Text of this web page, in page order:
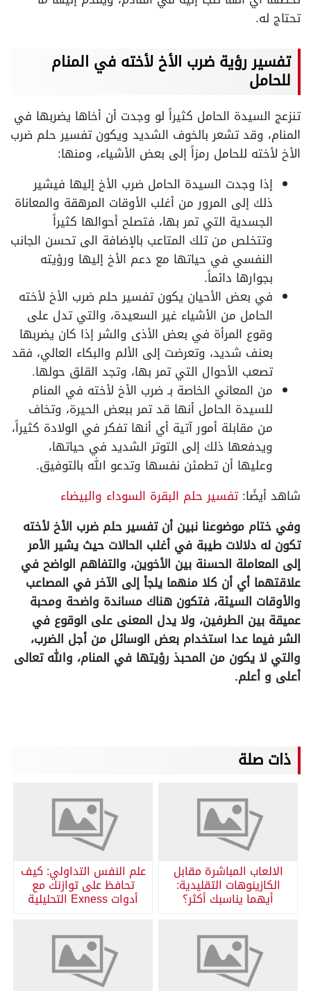
تحتاج له.
تفسير رؤية ضرب الأخ لأخته في المنام
للحامل
تنزعج السيدة الحامل كثيراً لو وجدت أن أخاها يضربها في
المنام، وقد تشعر بالخوف الشديد ويكون تفسير حلم ضرب
الأخ لأخته للحامل رمزاً إلى بعض الأشياء، ومنها:
إذا وجدت السيدة الحامل ضرب الأخ إليها فيشير
ذلك إلى المرور من أغلب الأوقات المرهقة والمعاناة
الجسدية التي تمر بها، فتصلح أحوالها كثيراً
وتتخلص من تلك المتاعب بالإضافة الى تحسن الجانب
النفسي في حياتها مع دعم الأخ إليها ورؤيته
بجوارها دائماً.
في بعض الأحيان يكون تفسير حلم ضرب الأخ لأخته
الحامل من الأشياء غير السعيدة، والتي تدل على
وقوع المرأة في بعض الأذى والشر إذا كان يضربها
بعنف شديد، وتعرضت إلى الألم والبكاء العالي، فقد
تصعب الأحوال التي تمر بها، وتجد القلق حولها.
من المعاني الخاصة بـ ضرب الأخ لأخته في المنام
للسيدة الحامل أنها قد تمر ببعض الحيرة، وتخاف
من مقابلة أمور آتية أي أنها تفكر في الولادة كثيراً،
ويدفعها ذلك إلى التوتر الشديد في حياتها،
وعليها أن تطمئن نفسها وتدعو الله بالتوفيق.
شاهد أيضًا:تفسير حلم البقرة السوداء والبيضاء
وفي ختام موضوعنا نبين أن تفسير حلم ضرب الأخ لأخته
تكون له دلالات طيبة في أغلب الحالات حيث يشير الأمر
إلى المعاملة الحسنة بين الأخوين، والتفاهم الواضح في
علاقتهما أي أن كلا منهما يلجأ إلى الآخر في المصاعب
والأوقات السيئة، فتكون هناك مساندة واضحة ومحبة
عميقة بين الطرفين، ولا يدل المعنى على الوقوع في
الشر فيما عدا استخدام بعض الوسائل من أجل الضرب،
والتي لا يكون من المحبذ رؤيتها في المنام، والله تعالى
أعلى و أعلم.
ذات صلة
الالعاب المباشرة مقابل
الكازينوهات التقليدية:
أيهما يناسبك أكثر؟
علم النفس التداولي: كيف
تحافظ على توازنك مع
أدوات Exness التحليلية